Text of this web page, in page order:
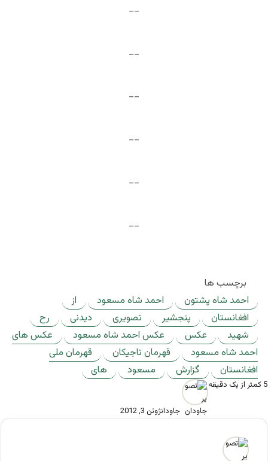
__
__
__
__
__
__
برچسب ها
احمد شاه پشتون
احمد شاه مسعود
از
افغانستان
پنجشیر تصویری دیدنی
رح
شهید
عکس عکس احمد شاه مسعود
عکس های
احمد شاه مسعود
قهرمان تاجیکان
قهرمان ملی
افغانستان
گزارش مسعود های
جاودانژوئن 3, 2012
5 کمتر از یک دقیقه